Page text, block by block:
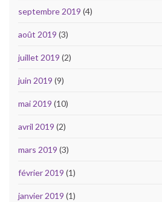
septembre 2019 (4)
août 2019 (3)
juillet 2019 (2)
juin 2019 (9)
mai 2019 (10)
avril 2019 (2)
mars 2019 (3)
février 2019 (1)
janvier 2019 (1)